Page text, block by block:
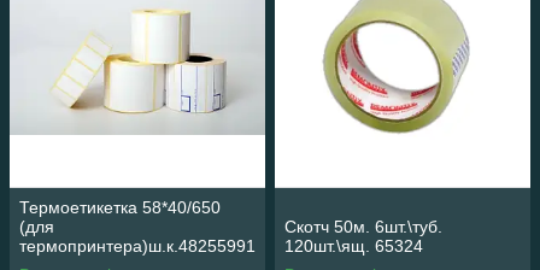
Термоетикетка 58*40/650
(для
термопринтера)ш.к.48255991
73364 38315
Скотч 50м. 6шт.\туб.
120шт.\ящ. 65324